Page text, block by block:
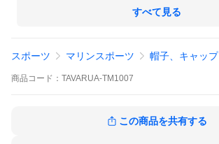
すべて見る
スポーツ マリンスポーツ 帽子、キャップ
商品 コード： TAVARUA-TM1007
この商品を共有する